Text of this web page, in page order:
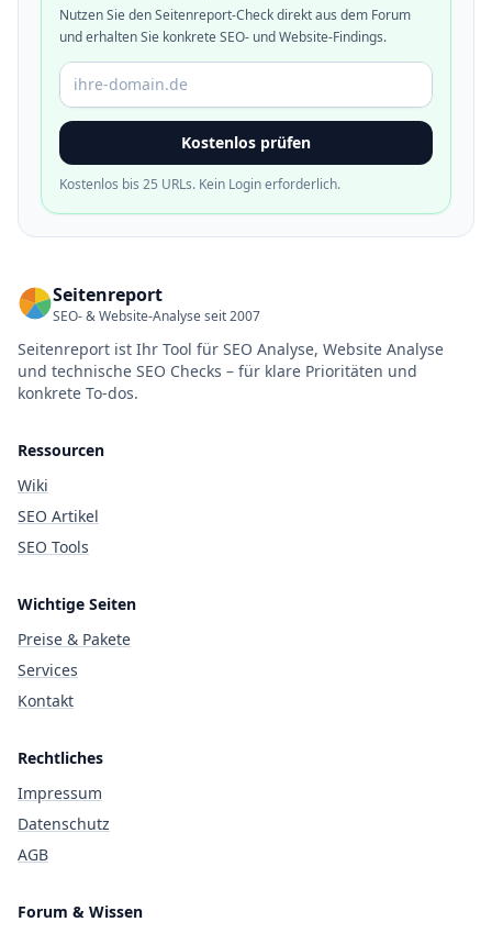
Nutzen Sie den Seitenreport-Check direkt aus dem Forum
und erhalten Sie konkrete SEO- und Website-Findings.
Domain oder URL
Kostenlos prüfen
Kostenlos bis 25 URLs. Kein Login erforderlich.
Seitenreport
SEO- & Website-Analyse seit 2007
Seitenreport ist Ihr Tool für SEO Analyse, Website Analyse
und technische SEO Checks – für klare Prioritäten und
konkrete To-dos.
Ressourcen
Wiki
SEO Artikel
SEO Tools
Wichtige Seiten
Preise & Pakete
Services
Kontakt
Rechtliches
Impressum
Datenschutz
AGB
Forum & Wissen